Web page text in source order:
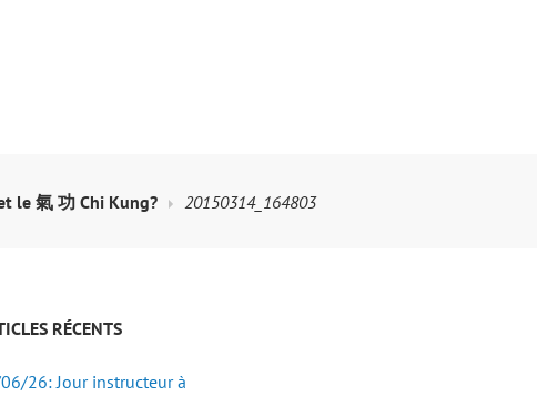
le 氣 功 Chi Kung? 20150314_164803
RÉCENTS
26: Jour instructeur à